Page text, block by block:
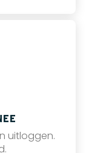
uitloggen.